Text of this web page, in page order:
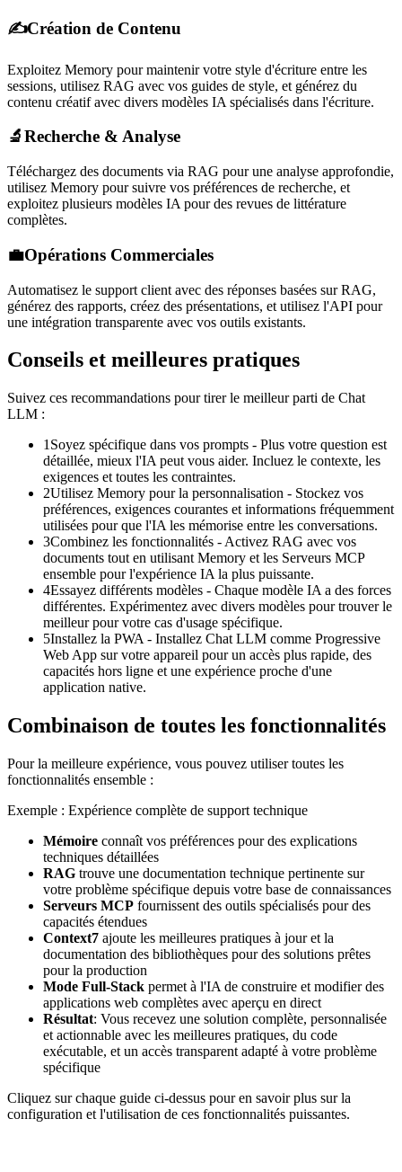
✍️Création de Contenu
Exploitez Memory pour maintenir votre style d'écriture entre les
sessions, utilisez RAG avec vos guides de style, et générez du
contenu créatif avec divers modèles IA spécialisés dans l'écriture.
🔬Recherche & Analyse
Téléchargez des documents via RAG pour une analyse approfondie,
utilisez Memory pour suivre vos préférences de recherche, et
exploitez plusieurs modèles IA pour des revues de littérature
complètes.
💼Opérations Commerciales
Automatisez le support client avec des réponses basées sur RAG,
générez des rapports, créez des présentations, et utilisez l'API pour
une intégration transparente avec vos outils existants.
Conseils et meilleures pratiques
Suivez ces recommandations pour tirer le meilleur parti de Chat
LLM :
1 Soyez spécifique dans vos prompts - Plus votre question est
détaillée, mieux l'IA peut vous aider. Incluez le contexte, les
exigences et toutes les contraintes.
2Utilisez Memory pour la personnalisation - Stockez vos
préférences, exigences courantes et informations fréquemment
utilisées pour que l'IA les mémorise entre les conversations.
3Combinez les fonctionnalités - Activez RAG avec vos
documents tout en utilisant Memory et les Serveurs MCP
ensemble pour l'expérience IA la plus puissante.
4Essayez différents modèles - Chaque modèle IA a des forces
différentes. Expérimentez avec divers modèles pour trouver le
meilleur pour votre cas d'usage spécifique.
5Installez la PWA - Installez Chat LLM comme Progressive
Web App sur votre appareil pour un accès plus rapide, des
capacités hors ligne et une expérience proche d'une
application native.
Combinaison de toutes les fonctionnalités
Pour la meilleure expérience, vous pouvez utiliser toutes les
fonctionnalités ensemble :
Exemple : Expérience complète de support technique
Mémoire connaît vos préférences pour des explications
techniques détaillées
RAG trouve une documentation technique pertinente sur
votre problème spécifique depuis votre base de connaissances
Serveurs MCP fournissent des outils spécialisés pour des
capacités étendues
Context7 ajoute les meilleures pratiques à jour et la
documentation des bibliothèques pour des solutions prêtes
pour la production
Mode Full-Stack permet à l'IA de construire et modifier des
applications web complètes avec aperçu en direct
Résultat: Vous recevez une solution complète, personnalisée
et actionnable avec les meilleures pratiques, du code
exécutable, et un accès transparent adapté à votre problème
spécifique
Cliquez sur chaque guide ci-dessus pour en savoir plus sur la
configuration et l'utilisation de ces fonctionnalités puissantes.